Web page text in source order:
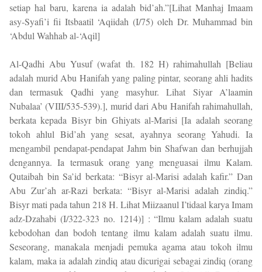
setiap hal baru, karena ia adalah bid’ah.”[Lihat Manhaj Imaam
asy-Syafi’i fii Itsbaatil ‘Aqiidah (I/75) oleh Dr. Muhammad bin
‘Abdul Wahhab al-‘Aqil]
Al-Qadhi Abu Yusuf (wafat th. 182 H) rahimahullah [Beliau
adalah murid Abu Hanifah yang paling pintar, seorang ahli hadits
dan termasuk Qadhi yang masyhur. Lihat Siyar A’laamin
Nubalaa’ (VIII/535-539).], murid dari Abu Hanifah rahimahullah,
berkata kepada Bisyr bin Ghiyats al-Marisi [Ia adalah seorang
tokoh ahlul Bid’ah yang sesat, ayahnya seorang Yahudi. Ia
mengambil pendapat-pendapat Jahm bin Shafwan dan berhujjah
dengannya. Ia termasuk orang yang menguasai ilmu Kalam.
Qutaibah bin Sa’id berkata: “Bisyr al-Marisi adalah kafir.” Dan
Abu Zur’ah ar-Razi berkata: “Bisyr al-Marisi adalah zindiq.”
Bisyr mati pada tahun 218 H. Lihat Miizaanul I’tidaal karya Imam
adz-Dzahabi (I/322-323 no. 1214)] : “Ilmu kalam adalah suatu
kebodohan dan bodoh tentang ilmu kalam adalah suatu ilmu.
Seseorang, manakala menjadi pemuka agama atau tokoh ilmu
kalam, maka ia adalah zindiq atau dicurigai sebagai zindiq (orang